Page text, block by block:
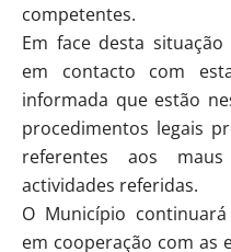
competentes.
Em face desta
em contacto com
informada que estão
procedimentos legais
referentes aos
actividades referidas.
O Município
em cooperação com as